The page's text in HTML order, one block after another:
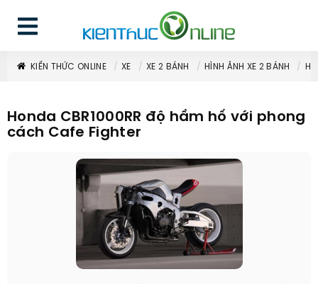
KIẾN THỨC ONLINE XE XE 2 BÁNH HÌNH ẢNH XE 2 BÁNH
Honda CBR1000RR độ hầm hố với phong
cách Cafe Fighter